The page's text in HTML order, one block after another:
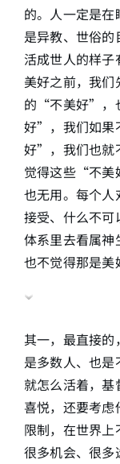
的。人一定是
是异教、世俗
活成世人的样
美好之前，我
的“不美好”，
好”，我们如果
好”，我们也就
觉得这些“不美
也无用。每个人
接受、什么不
体系里去看属神
也不觉得那是美
其一，最直接
是多数人、也
就怎么活着，
喜悦，还要考虑
限制，在世界
很多机会、很多